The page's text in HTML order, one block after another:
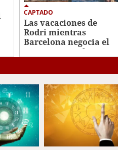
CAPTADO
Las vacaciones de
Rodri mientras
Barcelona negocia el
traspaso con el City